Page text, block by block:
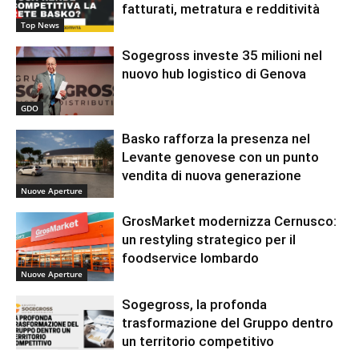
Top News
fatturati, metratura e redditività
GDO
Sogegross investe 35 milioni nel
nuovo hub logistico di Genova
Nuove Aperture
Basko rafforza la presenza nel
Levante genovese con un punto
vendita di nuova generazione
Nuove Aperture
GrosMarket modernizza Cernusco:
un restyling strategico per il
foodservice lombardo
Sogegross, la profonda
trasformazione del Gruppo dentro
un territorio competitivo